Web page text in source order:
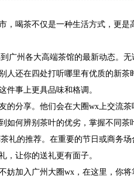
，喝茶不仅是一种生活方式，更
广州各大高端茶馆的最新动态。
人还在四处打听哪里有优质的新
件事上更具品味和格调。
的分享。他们会在大圈wx上交流
如何辨别茶叶的优劣，掌握不同茶
礼的推荐。在重要的节日或商务
，让你的送礼更有面子。
妨加入广州大圈wx，在这里，你